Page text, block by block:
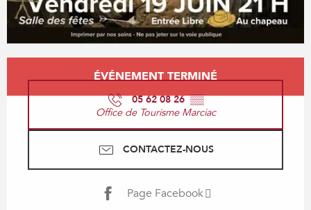
Ouverture et coordonnées
ÉVÉNEMENT TERMINÉ
05 62 08 26▒▒
Office de Tourisme Marciac
CONTACTEZ-NOUS
Page Facebook